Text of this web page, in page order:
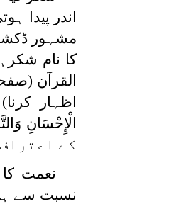
اندر پیدا
کا نام
اظہار کرنا(
الْإِحْسَانِ
کے
نعمت
نسبت سے